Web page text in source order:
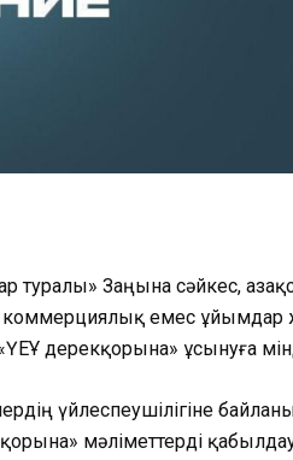
Заңына сәйкес,
коммерциялық емес
дерекқорына» ұсынуға
үйлеспеушілігіне
мәліметтерді